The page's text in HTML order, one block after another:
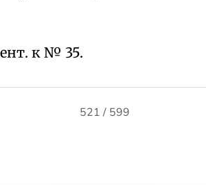
к № 35.
521 / 599